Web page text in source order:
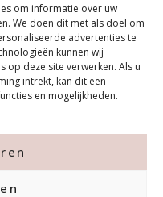
om informatie over uw
We doen dit met als doel om
advertenties te
kunnen wij
op deze site verwerken. Als u
intrekt, kan dit een
en mogelijkheden.